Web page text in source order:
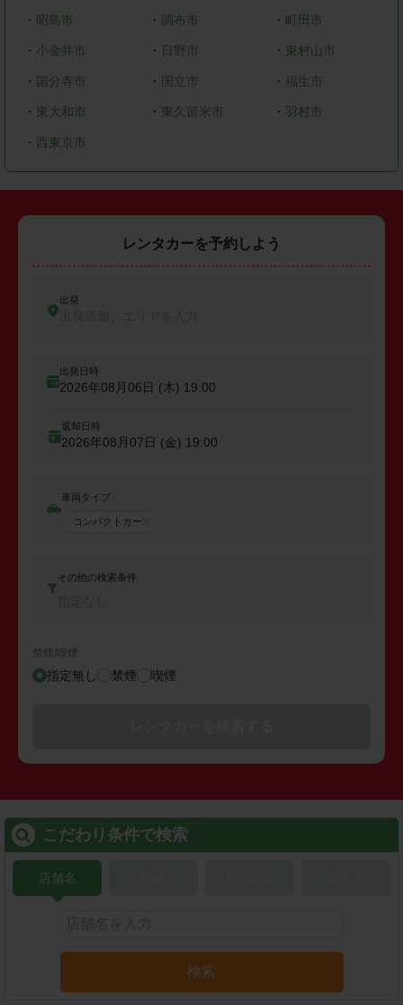
・ 昭島市 ・ 調布市 ・ 町田市
・ 小金井市 ・ 日野市 ・ 東村山市
・ 国分寺市 ・ 国立市 ・ 福生市
・ 東大和市 ・ 東久留米市 ・羽村市
・ 西東京市
レンタカーを予約しよう
出発
出発日時
2026年08月06日 (木) 19:00
返却日時
2026年08月07日 (金) 19:00
車両タイプ
コンパクトカー
その他の検索条件
禁煙/喫煙
指定無し 禁煙 喫煙
こだわり条件で検索
店舗名
検索